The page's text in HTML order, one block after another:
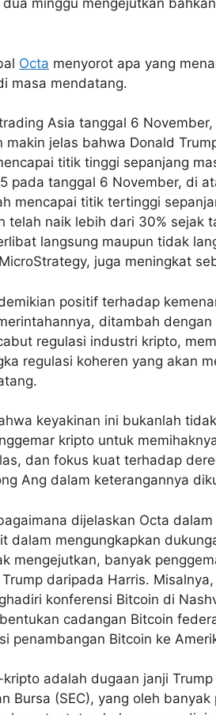
minggu mengejutkan
Octa menyorot apa yang
masa mendatang.
Asia tanggal 6
makin jelas bahwa Donald
titik tinggi sepanjang
pada tanggal 6 November, di
mencapai titik tertinggi
telah naik lebih dari 30% sejak
langsung maupun tidak
juga meningkat
positif terhadap
ditambah
regulasi industri kripto,
regulasi koheren yang akan
keyakinan ini bukanlah
kripto untuk
dan fokus kuat terhadap
Ang dalam keterangannya
dijelaskan Octa
dalam mengungkapkan
mengejutkan, banyak
daripada Harris.
konferensi Bitcoin di
cadangan Bitcoin
penambangan Bitcoin ke
adalah dugaan janji
Bursa (SEC), yang oleh